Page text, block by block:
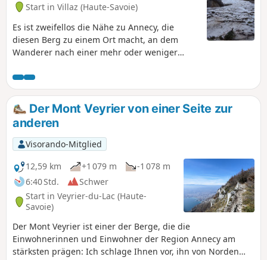
Start in Villaz (Haute-Savoie)
Es ist zweifellos die Nähe zu Annecy, die
diesen Berg zu einem Ort macht, an dem
Wanderer nach einer mehr oder weniger
Der Mont Veyrier von einer Seite zur
anderen
Visorando-Mitglied
12,59 km
+1 079 m
-1 078 m
6:40 Std.
Schwer
Start in Veyrier-du-Lac (Haute-
Savoie)
Der Mont Veyrier ist einer der Berge, die die
Einwohnerinnen und Einwohner der Region Annecy am
stärksten prägen: Ich schlage Ihnen vor, ihn von Norden